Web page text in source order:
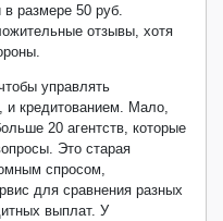
размере 50 руб.
отзывы, хотя
управлять
и кредитованием. Мало,
20 агентств, которые
Это старая
спросом,
для сравнения разных
выплат. У